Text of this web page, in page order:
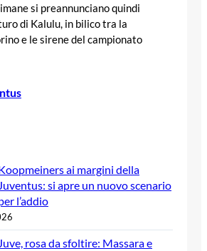
si preannunciano quindi
di Kalulu, in bilico tra la
e le sirene del campionato
ai margini della
Juventus: si apre un nuovo scenario
l’addio
Juve, rosa da sfoltire: Massara e